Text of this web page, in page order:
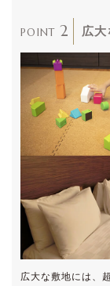
POINT 2 広大
広大な敷地には、